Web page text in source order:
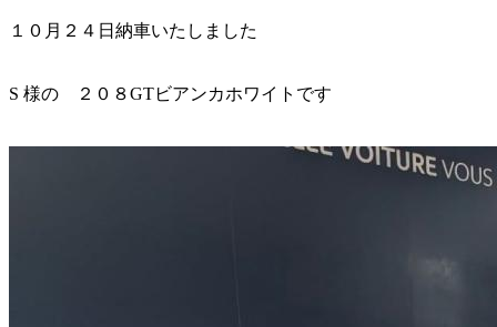
１０月２４日納車いたしました
S 様の ２０８GTビアンカホワイトです